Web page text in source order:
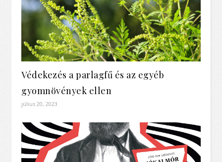
Védekezés a parlagfű és az egyéb
gyomnövények ellen
július 20, 2023